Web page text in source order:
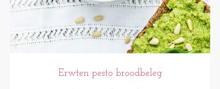
Erwten pesto broodbeleg